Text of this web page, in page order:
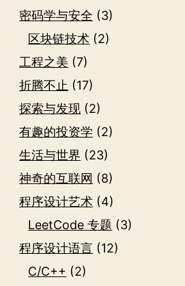
密码学与安全 (3)
区块链技术 (2)
工程之美 (7)
折腾不止 (17)
探索与发现 (2)
有趣的投资学 (2)
生活与世界 (23)
神奇的互联网 (8)
程序设计艺术 (4)
LeetCode 专题 (3)
程序设计语言 (12)
C/C++ (2)